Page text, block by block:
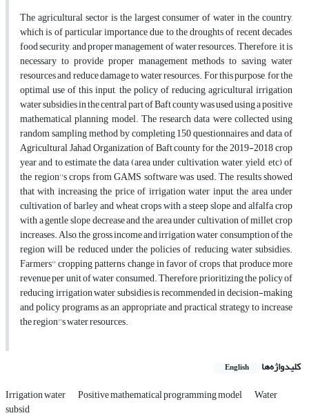
The agricultural sector is the largest consumer of water in the country,
which is of particular importance due to the droughts of recent decades,
food security, and proper management of water resources. Therefore, it is
necessary to provide proper management methods to saving water
resources and reduce damage to water resources. For this purpose, for the
optimal use of this input, the policy of reducing agricultural irrigation
water subsidies in the central part of Baft county was used using a positive
mathematical planning model. The research data were collected using
random sampling method by completing 150 questionnaires and data of
Agricultural Jahad Organization of Baft county for the 2019-2018 crop
year and to estimate the data (area under cultivation, water, yield, etc) of
the region''s crops from GAMS software was used. The results showed
that with increasing the price of irrigation water input, the area under
cultivation of barley and wheat crops with a steep slope and alfalfa crop
with a gentle slope decrease and the area under cultivation of millet crop
increases. Also, the gross income and irrigation water consumption of the
region will be reduced under the policies of reducing water subsidies.
Farmers'' cropping patterns change in favor of crops that produce more
revenue per unit of water consumed. Therefore, prioritizing the policy of
reducing irrigation water subsidies is recommended in decision-making
and policy programs as an appropriate and practical strategy to increase
the region''s water resources.
کلیدواژه‌ها English
Irrigation water Positive mathematical programming model Water
subsid